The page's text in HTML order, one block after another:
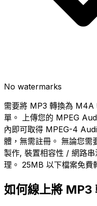
No watermarks
需要將 MP3 轉換為
單。 上傳您的 MPEG
內即可取得 MPEG-4
體，無需註冊。 無論您
製作, 裝置相容性 / 網路
理。 25MB 以下檔案免費
如何線上將